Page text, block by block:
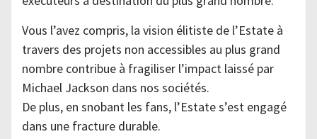
Vous l’avez compris, la vision élitiste de l’Estate à
travers des projets non accessibles au plus grand
nombre contribue à fragiliser l’impact laissé par
Michael Jackson dans nos sociétés.
De plus, en snobant les fans, l’Estate s’est engagé
dans une fracture durable.